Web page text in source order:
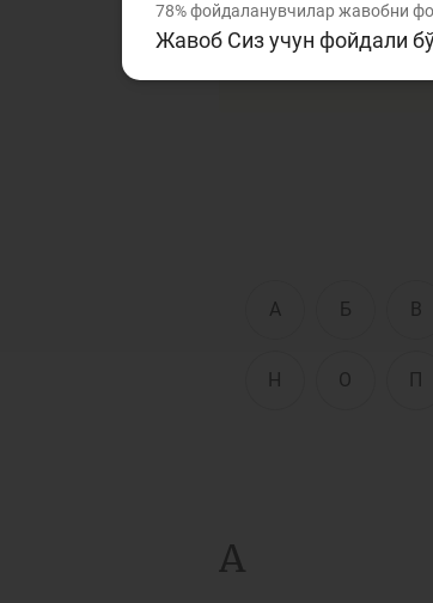
Ушбу изоҳли
нотаниш сўз
А Б В
Н О П
А
78%фойдаланувчилар жавобни
Жавоб Сиз учун фойдали